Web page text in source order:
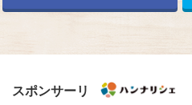
スポンサーリ